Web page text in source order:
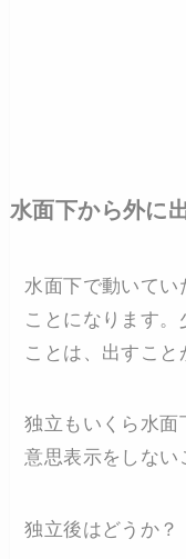
水面下から外に
水面下で動いてい
ことになります。
ことは、出すこと
独立もいくら水面
意思表示をしない
独立後はどうか？